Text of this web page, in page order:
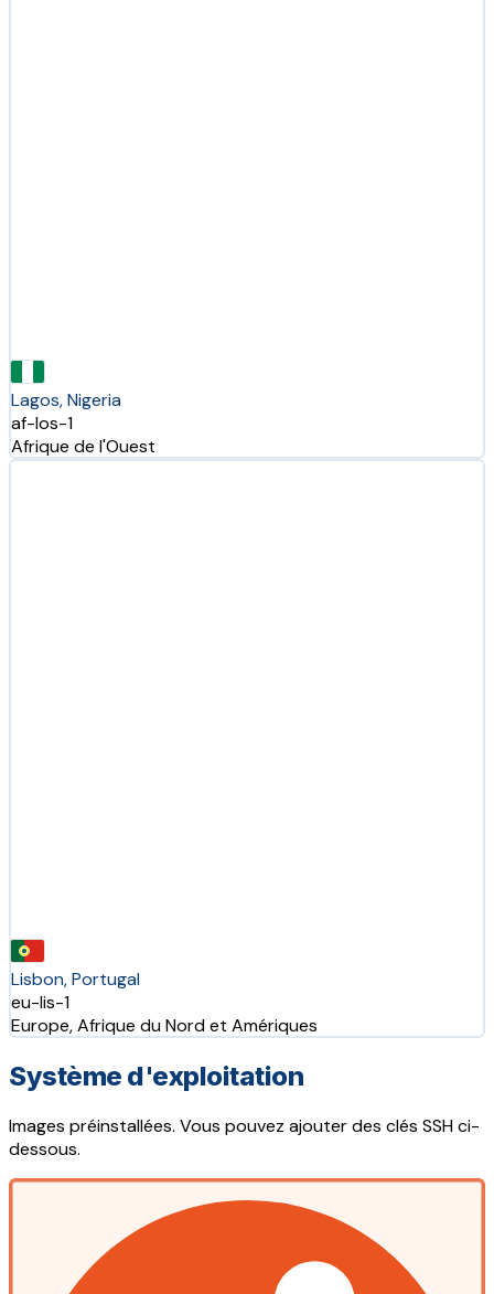
Lagos, Nigeria
af-los-1
Afrique de l'Ouest
Lisbon, Portugal
eu-lis-1
Europe, Afrique du Nord et Amériques
Système d'exploitation
Images préinstallées. Vous pouvez ajouter des clés SSH ci-
dessous.